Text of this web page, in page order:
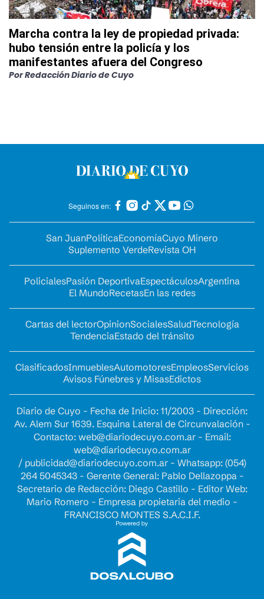
Marcha contra la ley de propiedad privada:
hubo tensión entre la policía y los
manifestantes afuera del Congreso
PorRedacción Diario de Cuyo
Seguinos en:
San JuanPolíticaEconomíaCuyo Minero
Suplemento VerdeRevista OH
PolicialesPasión DeportivaEspectáculosArgentina
El MundoRecetasEn las redes
Cartas del lectorOpinionSocialesSaludTecnología
TendenciaEstado del tránsito
ClasificadosInmueblesAutomotoresEmpleosServicios
Avisos Fúnebres y MisasEdictos
Diario de Cuyo - Fecha de Inicio: 11/2003 - Dirección:
Av. Alem Sur 1639. Esquina Lateral de Circunvalación -
Contacto: web@diariodecuyo.com.ar- Email:
web@diariodecuyo.com.ar
/ publicidad@diariodecuyo.com.ar- Whatsapp: (054)
264 5045343 - Gerente General: Pablo Dellazoppa -
Secretario de Redacción: Diego Castillo - Editor Web:
Mario Romero - Empresa propietaria del medio -
FRANCISCO MONTES S.A.C.I.F.